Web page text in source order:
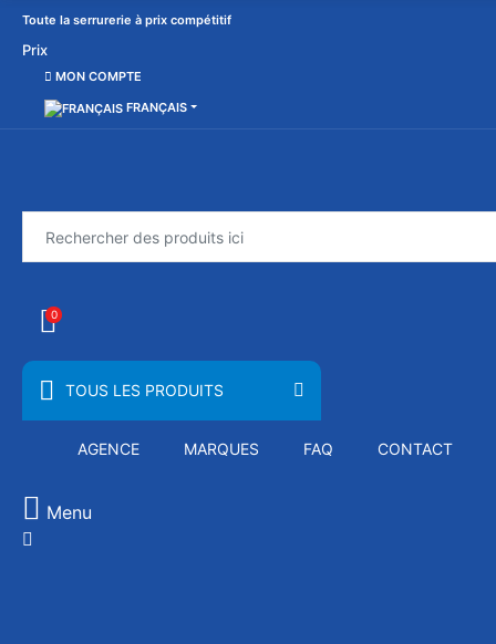
Toute la serrurerie à prix compétitif
Prix
MON COMPTE
FRANÇAIS
0
TOUS LES PRODUITS
AGENCE MARQUES FAQ CONTACT
Menu